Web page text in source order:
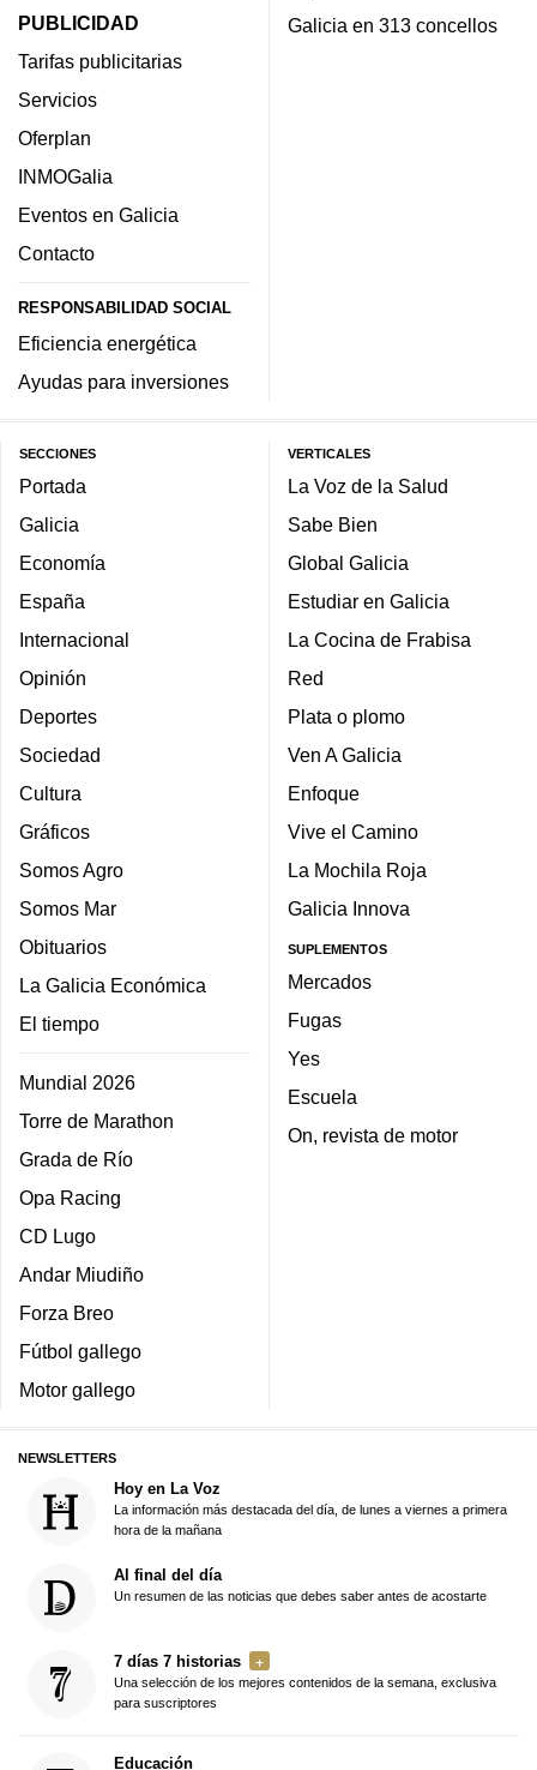
PUBLICIDAD
Tarifas publicitarias
Servicios
Oferplan
INMOGalia
Eventos en Galicia
Contacto
RESPONSABILIDAD SOCIAL
Eficiencia energética
Ayudas para inversiones
Galicia en 313 concellos
SECCIONES
Portada
Galicia
Economía
España
Internacional
Opinión
Deportes
Sociedad
Cultura
Gráficos
Somos Agro
Somos Mar
Obituarios
La Galicia Económica
El tiempo
Mundial 2026
Torre de Marathon
Grada de Río
Opa Racing
CD Lugo
Andar Miudiño
Forza Breo
Fútbol gallego
Motor gallego
VERTICALES
La Voz de la Salud
Sabe Bien
Global Galicia
Estudiar en Galicia
La Cocina de Frabisa
Red
Plata o plomo
Ven A Galicia
Enfoque
Vive el Camino
La Mochila Roja
Galicia Innova
SUPLEMENTOS
Mercados
Fugas
Yes
Escuela
On, revista de motor
NEWSLETTERS
Hoy en La Voz
La información más destacada del día, de lunes a viernes a primera
hora de la mañana
Al final del día
Un resumen de las noticias que debes saber antes de acostarte
7 días 7 historias
Una selección de los mejores contenidos de la semana, exclusiva
para suscriptores
Educación